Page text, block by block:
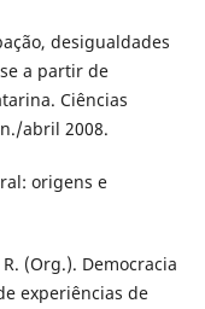
desigualdades
a partir de
Ciências
abril 2008.
origens e
R. (Org.). Democracia
experiências de